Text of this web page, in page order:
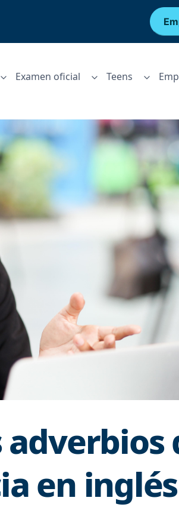
Examen oficial Teens
adverbios
en inglés